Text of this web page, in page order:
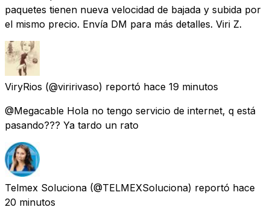
paquetes tienen nueva velocidad de bajada y subida por
el mismo precio. Envía DM para más detalles. Viri Z.
ViryRios (@viririvaso) reportó hace 19 minutos
@Megacable Hola no tengo servicio de internet, q está
pasando??? Ya tardo un rato
Telmex Soluciona (@TELMEXSoluciona) reportó hace
20 minutos